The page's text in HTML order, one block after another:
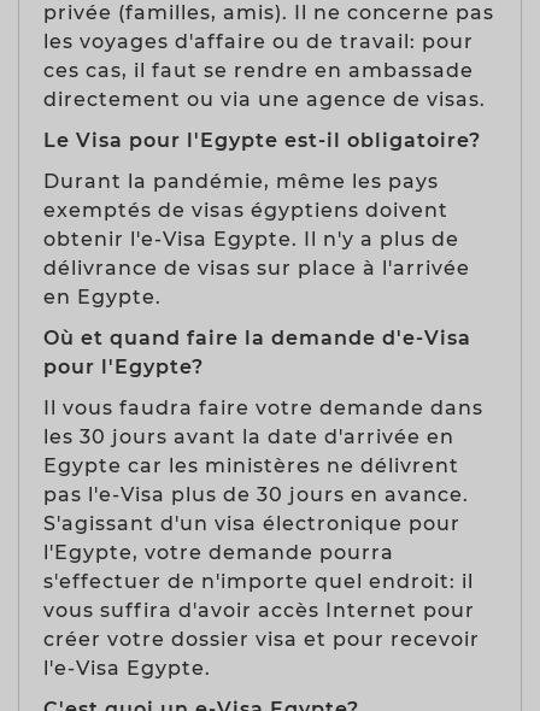
privée (familles, amis). Il ne concerne pas
les voyages d'affaire ou de travail: pour
ces cas, il faut se rendre en ambassade
directement ou via une agence de visas.
Le Visa pour l'Egypte est-il obligatoire?
Durant la pandémie, même les pays
exemptés de visas égyptiens doivent
obtenir l'e-Visa Egypte. Il n'y a plus de
délivrance de visas sur place à l'arrivée
en Egypte.
Où et quand faire la demande d'e-Visa
pour l'Egypte?
Il vous faudra faire votre demande dans
les 30 jours avant la date d'arrivée en
Egypte car les ministères ne délivrent
pas l'e-Visa plus de 30 jours en avance.
S'agissant d'un visa électronique pour
l'Egypte, votre demande pourra
s'effectuer de n'importe quel endroit: il
vous suffira d'avoir accès Internet pour
créer votre dossier visa et pour recevoir
l'e-Visa Egypte.